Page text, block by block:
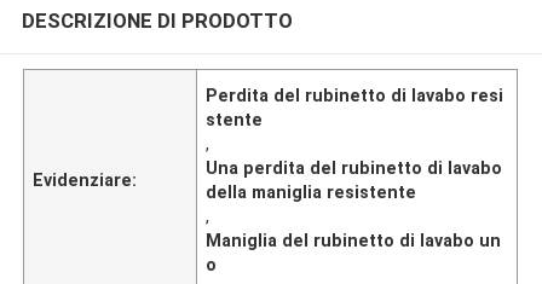
DESCRIZIONE DI PRODOTTO
Evidenziare:
Perdita del rubinetto di lavabo resi
stente
,
Una perdita del rubinetto di lavabo
della maniglia resistente
,
Maniglia del rubinetto di lavabo un
o